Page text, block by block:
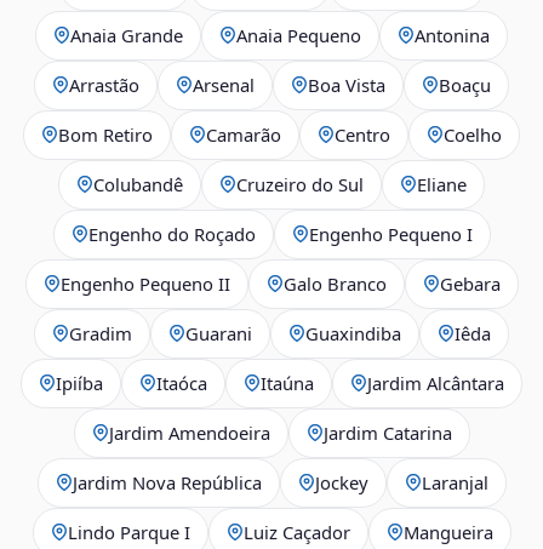
Anaia Grande Anaia Pequeno Antonina
Arrastão Arsenal Boa Vista Boaçu
Bom Retiro Camarão Centro Coelho
Colubandê Cruzeiro do Sul Eliane
Engenho do Roçado Engenho Pequeno I
Engenho Pequeno II Galo Branco Gebara
Gradim Guarani Guaxindiba Iêda
Ipiíba Itaóca Itaúna Jardim Alcântara
Jardim Amendoeira Jardim Catarina
Jardim Nova República Jockey Laranjal
Lindo Parque I Luiz Caçador Mangueira